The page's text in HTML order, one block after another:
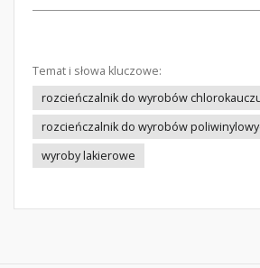
Temat i słowa kluczowe:
rozcieńczalnik do wyrobów
rozcieńczalnik do wyrobów
wyroby lakierowe